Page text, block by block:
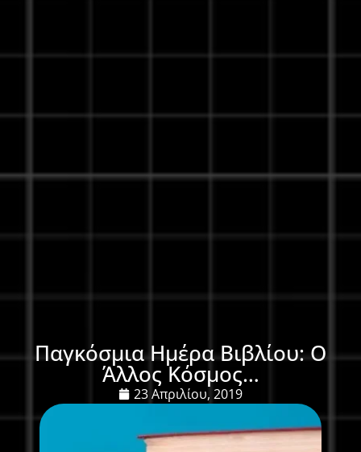
Παγκόσμια Ημέρα Βιβλίου: Ο
Άλλος Κόσμος…
23 Απριλίου, 2019